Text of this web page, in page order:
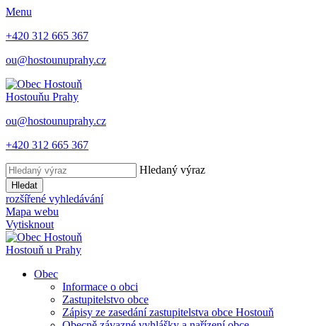
Menu
+420 312 665 367
ou@hostounuprahy.cz
Hostouňu Prahy
ou@hostounuprahy.cz
+420 312 665 367
Hledaný výraz
Hledat
rozšířené vyhledávání
Mapa webu
Vytisknout
Hostouň u Prahy
Obec
Informace o obci
Zastupitelstvo obce
Zápisy ze zasedání zastupitelstva obce Hostouň